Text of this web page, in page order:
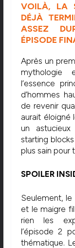
VOILÀ, LA
DÉJÀ
ASSEZ
ÉPISODE
Après un
mythologie
l’essence
d’hommes
de revenir
aurait éloigné
un
starting
plus sain pour
SPOILER
Seulement, le
et le maigre
rien les
l’épisode 2
thématique.